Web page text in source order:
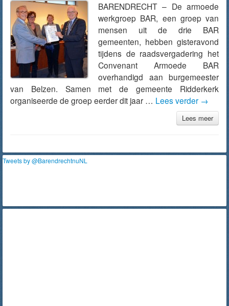
BARENDRECHT – De armoede
werkgroep BAR, een groep van
mensen uit de drie BAR
gemeenten, hebben gisteravond
tijdens de raadsvergadering het
Convenant Armoede BAR
overhandigd aan burgemeester
van Belzen. Samen met de gemeente Ridderkerk
organiseerde de groep eerder dit jaar … Lees verder →
Lees meer
Tweets by @BarendrechtnuNL